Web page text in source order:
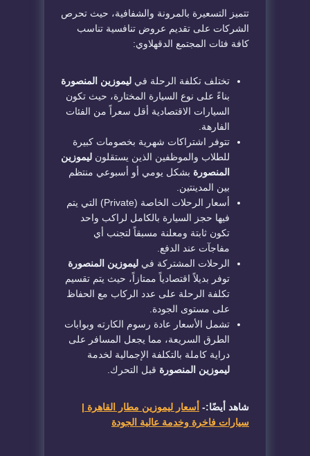
​تتميز التسعيرة بالمرونة والشفافية، حيث تحرص
الشركات على تقديم عروض تنافسية تناسب
كافة فئات المجتمع الدقهلاوي:
​تختلف تكلفة الرحلة في ليموزين المنصورة
بناءً على نوع السيارة المختارة، حيث تكون
السيارات الاقتصادية أقل سعراً من الفئات
الفارهة.
​تتوفر اشتراكات شهرية بخصومات كبيرة
للطلاب والموظفين الذين يستقلون ليموزين
المنصورة بشكل يومي أو أسبوعي منتظم
بين المدينتين.
​أسعار الرحلات الخاصة (Private) التي يتم
فيها حجز السيارة بالكامل لراكب واحد
تكون ثابتة ومعلنة مسبقاً لتجنب أي
مفاجآت عند الدفع.
​الرحلات المشتركة في ليموزين المنصورة
توفر بديلاً اقتصادياً ممتازاً، حيث يتم تقسيم
تكلفة الرحلة على عدد الركاب مع الحفاظ
على مستوى الجودة.
​تشمل الأسعار عادة رسوم الكارته وبوابات
الطرق السريعة، مما يجعل المسافر على
دراية كاملة بالتكلفة الإجمالية لخدمة
ليموزين المنصورة قبل التحرك.
شاهد أيضًا:- أسعار ليموزين مطار القاهرة |
سيارات فاخرة وخدمة عالية الجودة